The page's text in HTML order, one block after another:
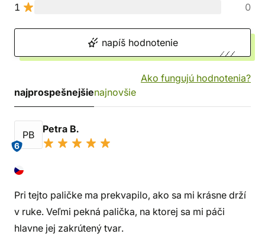
1 0
napíš hodnotenie
Ako fungujú hodnotenia?
najprospešnejšienajnovšie
PB
6
Petra B.
Pri tejto paličke ma prekvapilo, ako sa mi krásne drží
v ruke. Veľmi pekná palička, na ktorej sa mi páči
hlavne jej zakrútený tvar.